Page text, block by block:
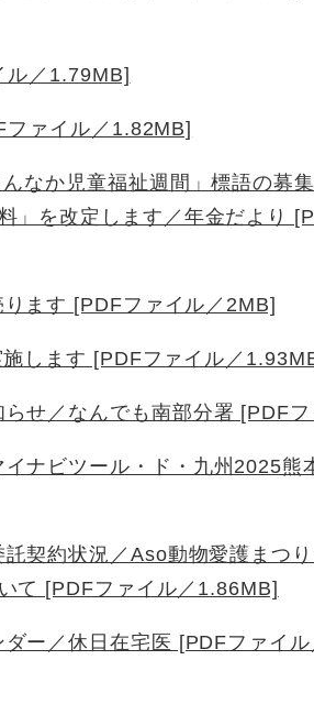
ル／1.79MB]
ァイル／1.82MB]
なか児童福祉週間」標語の募
」を改定します／年金だより
ます [PDFファイル／2MB]
します [PDFファイル／
せ／なんでも南部分署 [PDF
ナビツール・ド・九州2025熊
契約状況／Aso動物愛護まつ
て [PDFファイル／1.86MB]
ー／休日在宅医 [PDFファイ